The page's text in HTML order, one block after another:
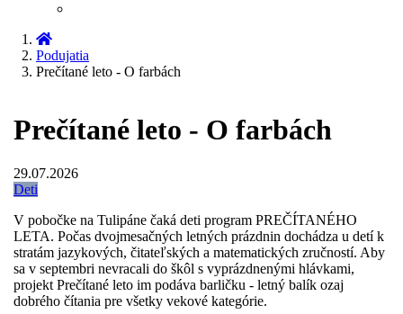
Podujatia
Prečítané leto - O farbách
Prečítané leto - O farbách
29.07.2026
Deti
V pobočke na Tulipáne čaká deti program PREČÍTANÉHO
LETA. Počas dvojmesačných letných prázdnin dochádza u detí k
stratám jazykových, čitateľských a matematických zručností. Aby
sa v septembri nevracali do škôl s vyprázdnenými hlávkami,
projekt Prečítané leto im podáva barličku - letný balík ozaj
dobrého čítania pre všetky vekové kategórie.